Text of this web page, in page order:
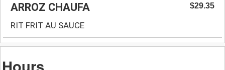
ARROZ CHAUFA $29.35
RIT FRIT AU SAUCE
Hours